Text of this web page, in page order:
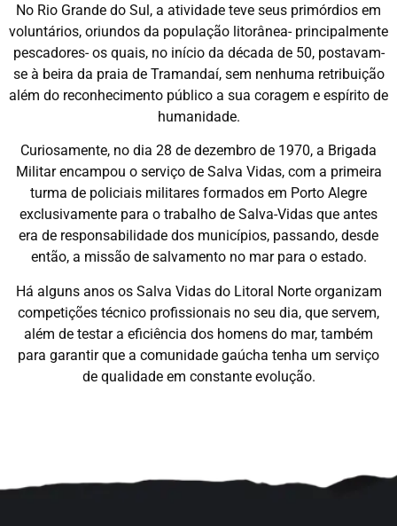
No Rio Grande do Sul, a atividade teve seus primórdios em
voluntários, oriundos da população litorânea- principalmente
pescadores- os quais, no início da década de 50, postavam-
se à beira da praia de Tramandaí, sem nenhuma retribuição
além do reconhecimento público a sua coragem e espírito de
humanidade.
Curiosamente, no dia 28 de dezembro de 1970, a Brigada
Militar encampou o serviço de Salva Vidas, com a primeira
turma de policiais militares formados em Porto Alegre
exclusivamente para o trabalho de Salva-Vidas que antes
era de responsabilidade dos municípios, passando, desde
então, a missão de salvamento no mar para o estado.
Há alguns anos os Salva Vidas do Litoral Norte organizam
competições técnico profissionais no seu dia, que servem,
além de testar a eficiência dos homens do mar, também
para garantir que a comunidade gaúcha tenha um serviço
de qualidade em constante evolução.